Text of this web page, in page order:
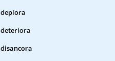
deplora
deteriora
disancora